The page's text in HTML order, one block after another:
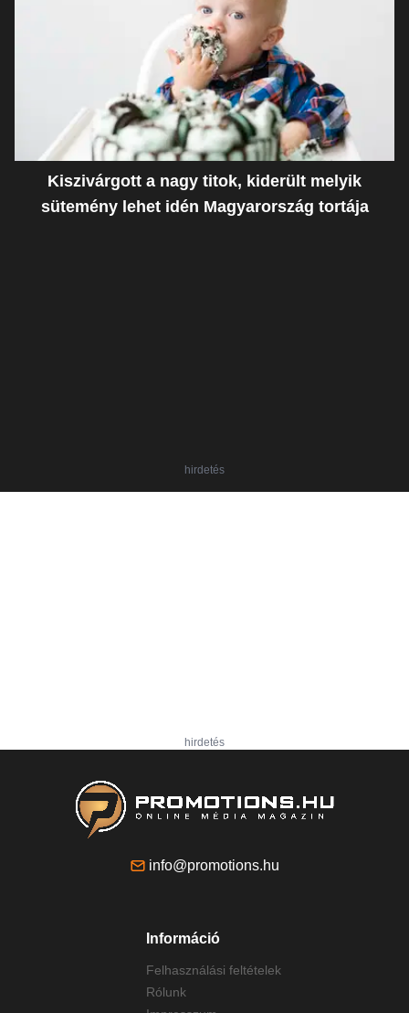
Kiszivárgott a nagy titok, kiderült melyik
sütemény lehet idén Magyarország tortája
hirdetés
hirdetés
info@promotions.hu
Információ
Felhasználási feltételek
Rólunk